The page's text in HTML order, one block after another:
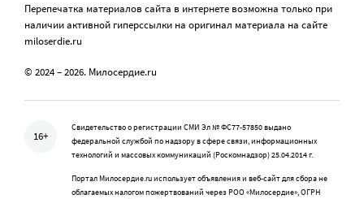
Перепечатка материалов сайта в интернете возможна только при
наличии активной гиперссылки на оригинал материала на сайте
miloserdie.ru
© 2024 – 2026. Милосердие.ru
16+
Свидетельство о регистрации СМИ Эл № ФС77-57850 выдано
федеральной службой по надзору в сфере связи, информационных
технологий и массовых коммуникаций (Роскомнадзор) 25.04.2014 г.
Портал Милосердие.ru использует объявления и веб-сайт для сбора не
облагаемых налогом пожертвований через РОО «Милосердие», ОГРН